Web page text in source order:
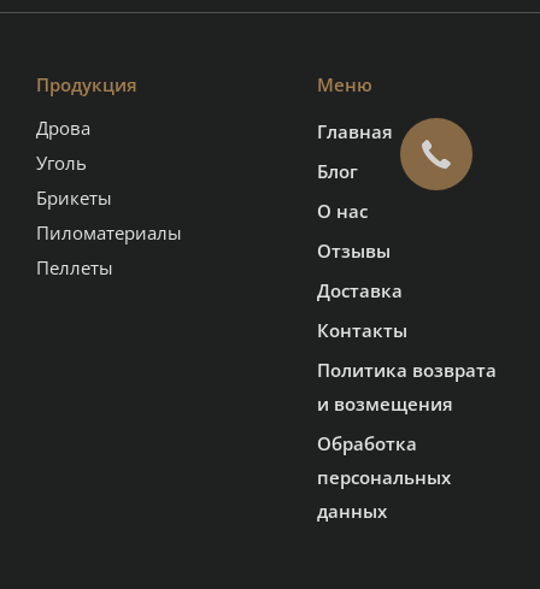
Продукция
Дрова
Уголь
Брикеты
Пиломатериалы
Пеллеты
Меню
Главная
Блог
О нас
Отзывы
Доставка
Контакты
Политика возврата
и возмещения
Обработка
персональных
данных